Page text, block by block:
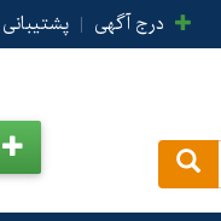
درج آگهی | پشتیبانی